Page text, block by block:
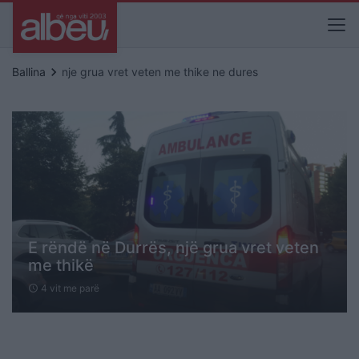
Ballina keyboard_arrow_right nje grua vret veten me thike ne dures
E rëndë në Durrës, një grua vret veten
me thikë
schedule 4 vit me parë